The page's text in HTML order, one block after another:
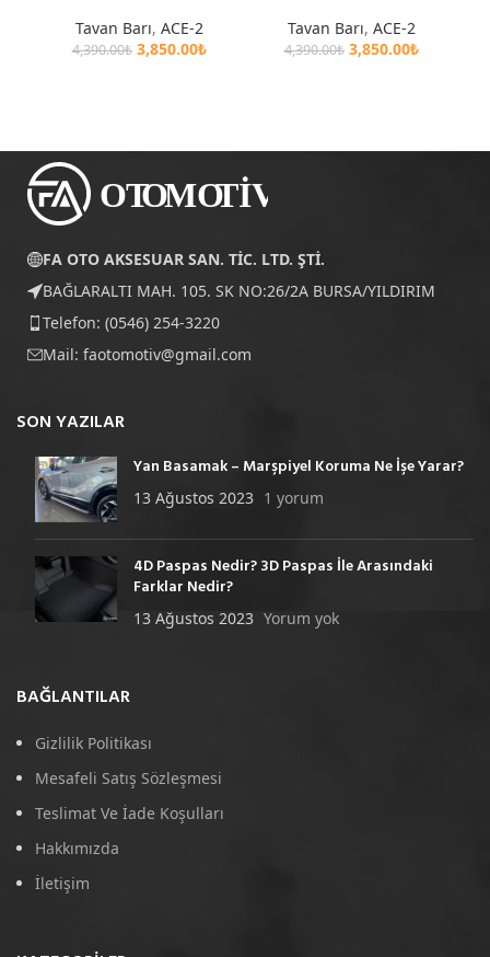
Tavan Barı, ACE-2
4,390.00₺ 3,850.00₺
Tavan Barı, ACE-2
4,390.00₺ 3,850.00₺
FA OTO AKSESUAR SAN. TİC. LTD. ŞTİ.
BAĞLARALTI MAH. 105. SK NO:26/2A BURSA/YILDIRIM
Telefon: (0546) 254-3220
Mail: faotomotiv@gmail.com
SON YAZILAR
Yan Basamak – Marşpiyel Koruma Ne İşe Yarar?
13 Ağustos 2023 1 yorum
4D Paspas Nedir? 3D Paspas İle Arasındaki
Farklar Nedir?
13 Ağustos 2023 Yorum yok
BAĞLANTILAR
Gizlilik Politikası
Mesafeli Satış Sözleşmesi
Teslimat Ve İade Koşulları
Hakkımızda
İletişim